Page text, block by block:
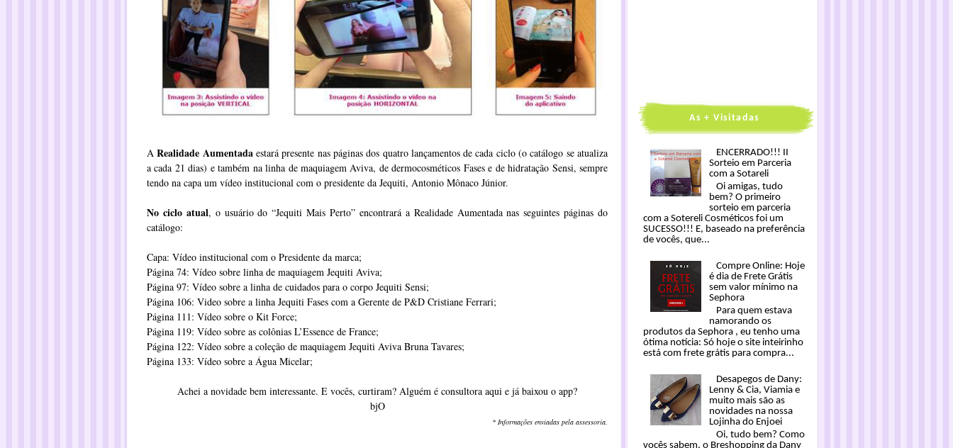
ARealidade Aumentadaestará presente nas páginas dos quatro lançamentos de cada ciclo (o catálogo se atualiza
a cada 21 dias) e também na linha de maquiagem Aviva, de dermocosméticos Fases e de hidratação Sensi, sempre
tendo na capa um vídeo institucional com o presidente da Jequiti, Antonio Mônaco Júnior.
No ciclo atual, o usuário do “Jequiti Mais Perto” encontrará a Realidade Aumentada nas seguintes páginas do
catálogo:
Capa: Vídeo institucional com o Presidente da marca;
Página 74: Vídeo sobre linha de maquiagem Jequiti Aviva;
Página 97: Vídeo sobre a linha de cuidados para o corpo Jequiti Sensi;
Página 106: Video sobre a linha Jequiti Fases com a Gerente de P&D Cristiane Ferrari;
Página 111: Vídeo sobre o Kit Force;
Página 119: Vídeo sobre as colônias L’Essence de France;
Página 122: Vídeo sobre a coleção de maquiagem Jequiti Aviva Bruna Tavares;
Página 133: Vídeo sobre a Água Micelar;
Achei a novidade bem interessante. E vocês, curtiram? Alguém é consultora aqui e já baixou o app?
bjO
* Informações enviadas pela assessoria.
As + Visitadas
ENCERRADO!!! II
Sorteio em Parceria
com a Sotareli
Oi amigas, tudo
bem? O primeiro
sorteio em parceria
com a Sotereli Cosméticos foi um
SUCESSO!!! E, baseado na preferência
de vocês, que...
Compre Online: Hoje
é dia de Frete Grátis
sem valor mínimo na
Sephora
Para quem estava
namorando os
produtos da Sephora , eu tenho uma
ótima notícia: Só hoje o site inteirinho
está com frete grátis para compra...
Desapegos de Dany:
Lenny & Cia, Viamia e
muito mais são as
novidades na nossa
Lojinha do Enjoei
Oi, tudo bem? Como
vocês sabem, o Breshopping da Dany